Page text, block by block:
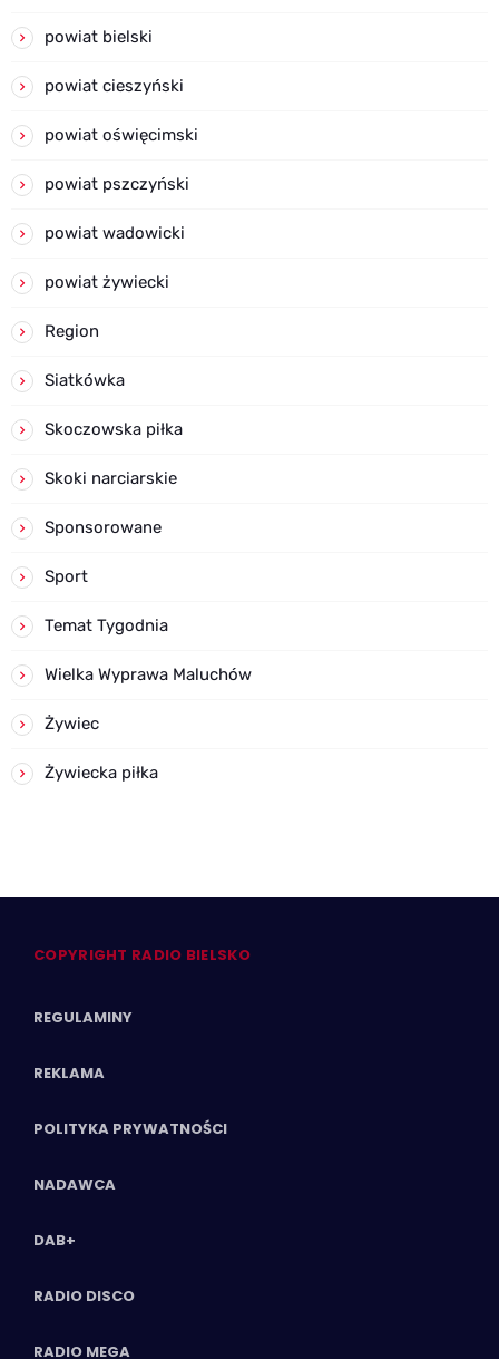
powiat bielski
powiat cieszyński
powiat oświęcimski
powiat pszczyński
powiat wadowicki
powiat żywiecki
Region
Siatkówka
Skoczowska piłka
Skoki narciarskie
Sponsorowane
Sport
Temat Tygodnia
Wielka Wyprawa Maluchów
Żywiec
Żywiecka piłka
COPYRIGHT RADIO BIELSKO
REGULAMINY
REKLAMA
POLITYKA PRYWATNOŚCI
NADAWCA
DAB+
RADIO DISCO
RADIO MEGA